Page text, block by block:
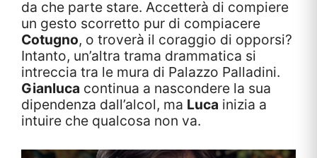
da che parte stare. Accetterà di compiere
un gesto scorretto pur di compiacere
Cotugno, o troverà il coraggio di opporsi?
Intanto, un’altra trama drammatica si
intreccia tra le mura di Palazzo Palladini.
Gianluca continua a nascondere la sua
dipendenza dall’alcol, ma Luca inizia a
intuire che qualcosa non va.